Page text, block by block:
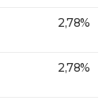
2,78%
2,78%